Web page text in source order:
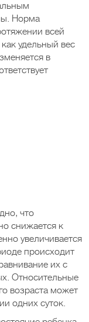
Норма
всей
как удельный вес
в
что
снижается к
увеличивается
происходит
их с
Относительные
возраста может
одних суток.